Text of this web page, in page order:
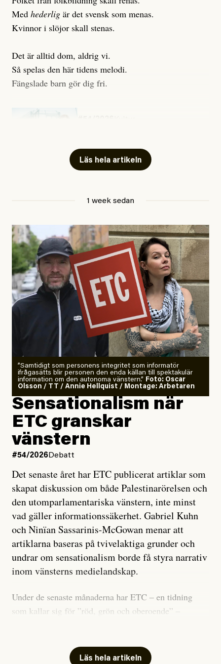
Med hederlig är det svensk som menas.
Kvinnor i slöjor skall stenas.
Det är alltid dom, aldrig vi.
Så spelas den här tidens melodi.
Fängslade barn gör dig fri.
Läs hela artikeln
1 week sedan
”Samtidigt som personens integritet som informatör
ifrågasätts blir personen den enda källan till spektakulär
information om den autonoma vänstern.” Foto: Oscar
Olsson / TT / Annie Hellquist / Montage: Arbetaren
Sensationalism när
ETC granskar
vänstern
#54/2026 Debatt
Det senaste året har ETC publicerat artiklar som
skapat diskussion om både Palestinarörelsen och
den utomparlamentariska vänstern, inte minst
vad gäller informationssäkerhet. Gabriel Kuhn
och Ninïan Sassarinis-McGowan menar att
artiklarna baseras på tvivelaktiga grunder och
undrar om sensationalism borde få styra narrativ
inom vänsterns medielandskap.
Under de senaste månaderna har ETC – en tidning
som kallar sig för ”röd, grön och oberoende” –
skriver för? Vad betyder det att vara en ”röd, grön och
Läs hela artikeln